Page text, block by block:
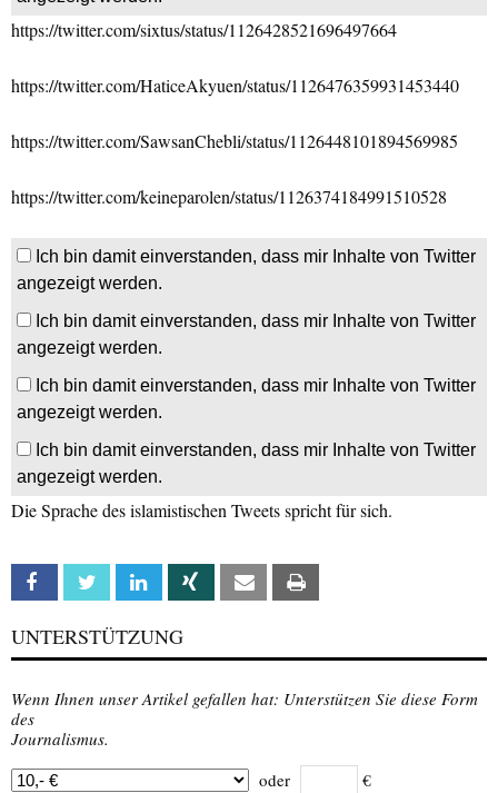
https://twitter.com/sixtus/status/1126428521696497664
https://twitter.com/HaticeAkyuen/status/1126476359931453440
https://twitter.com/SawsanChebli/status/1126448101894569985
https://twitter.com/keineparolen/status/1126374184991510528
Ich bin damit einverstanden, dass mir Inhalte von Twitter
angezeigt werden.
Ich bin damit einverstanden, dass mir Inhalte von Twitter
angezeigt werden.
Ich bin damit einverstanden, dass mir Inhalte von Twitter
angezeigt werden.
Ich bin damit einverstanden, dass mir Inhalte von Twitter
angezeigt werden.
Die Sprache des islamistischen Tweets spricht für sich.
Facebook Twitter Linkedin Xing Email
UNTERSTÜTZUNG
Wenn Ihnen unser Artikel gefallen hat: Unterstützen Sie diese Form
des
Journalismus.
oder
€